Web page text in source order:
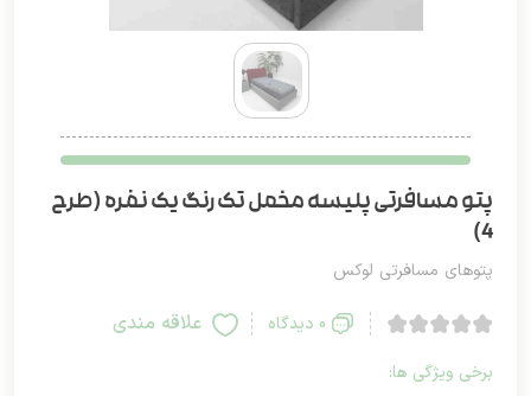
پتو مسافرتی پلیسه مخمل تک رنگ یک نفره (طرح
4)
پتوهای مسافرتی لوکس
0 دیدگاه علاقه مندی
برخی ویژگی ها: